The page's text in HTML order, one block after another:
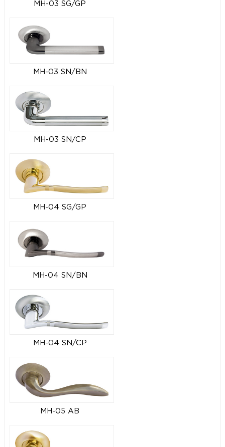
MH-03 SG/GP
MH-03 SN/BN
MH-03 SN/CP
MH-04 SG/GP
MH-04 SN/BN
MH-04 SN/CP
MH-05 AB